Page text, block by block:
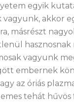
egyik
akkor
másrészt
hasznosnak
vagyunk
embernek
az óriás
tehát hűvös